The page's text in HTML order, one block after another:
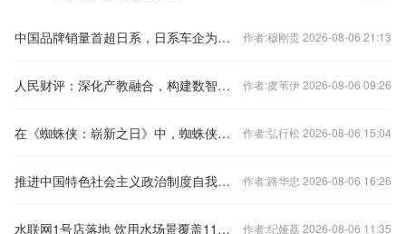
中国品牌销量首超日系，日系车企为何在电动化转型中迷失方向？ 作者:穆刚贵 2026-08-06 21:13
人民财评：深化产教融合，构建数智化人才培养新模式 作者:虞苇伊 2026-08-06 09:26
在《蜘蛛侠：崭新之日》中，蜘蛛侠替凤凰女挨了一发狙击后重伤昏迷合理吗？蜘蛛侠是在演戏的可能性有多大？ 作者:弘行松 2026-08-06 15:04
推进中国特色社会主义政治制度自我完善和发展（学习贯彻党的十九届五中全会精神） 作者:路华忠 2026-08-06 16:26
水联网1号店落地 饮用水场景覆盖11类行业 作者:纪娅荔 2026-08-06 11:35